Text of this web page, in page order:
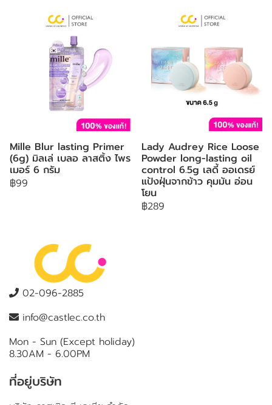
Mille Blur lasting Primer
(6g) มิลเล่ เบลอ ลาสติ้ง ไพร
เมอร์ 6 กรัม
฿99
Lady Audrey Rice Loose
Powder long-lasting oil
control 6.5g เลดี้ ออเดรย์
แป้งฝุ่นจากข้าว คุมมัน อ่อน
โยน
฿289
02-096-2885
info@castlec.co.th
Mon - Sun (Except holiday)
8.30AM - 6.00PM
ที่อยู่บริษัท